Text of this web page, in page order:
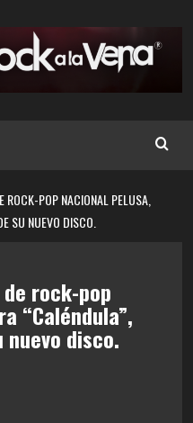
ROCK-POP NACIONAL PELUSA,
SU NUEVO DISCO.
de rock-pop
“Caléndula”,
disco.